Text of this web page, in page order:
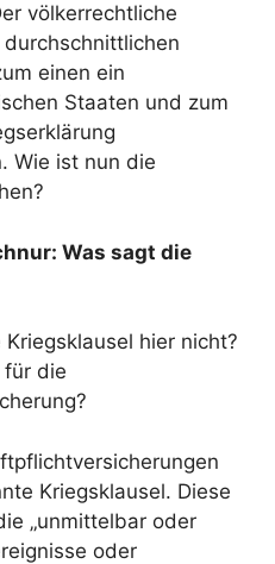
völkerrechtliche
einen ein
Staaten und zum
Wie ist nun die
Was sagt die
hier nicht?
die
Kriegsklausel. Diese
„unmittelbar oder
oder